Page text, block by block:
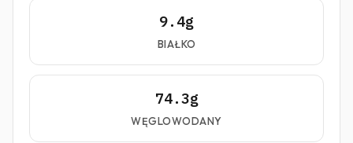
9.4g
BIAŁKO
74.3g
WĘGLOWODANY